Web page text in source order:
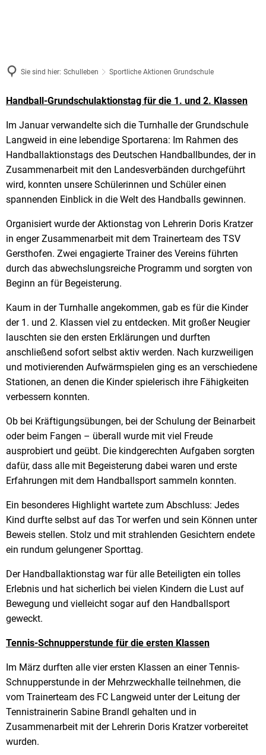
Sie sind hier: Schulleben Sportliche Aktionen Grundschule
Sportliche
Aktionen
Grundschule
Handball-Grundschulaktionstag für die 1. und 2. Klassen
Im Januar verwandelte sich die Turnhalle der Grundschule
Langweid in eine lebendige Sportarena: Im Rahmen des
Handballaktionstags des Deutschen Handballbundes, der in
Zusammenarbeit mit den Landesverbänden durchgeführt
wird, konnten unsere Schülerinnen und Schüler einen
spannenden Einblick in die Welt des Handballs gewinnen.
Organisiert wurde der Aktionstag von Lehrerin Doris Kratzer
in enger Zusammenarbeit mit dem Trainerteam des TSV
Gersthofen. Zwei engagierte Trainer des Vereins führten
durch das abwechslungsreiche Programm und sorgten von
Beginn an für Begeisterung.
Kaum in der Turnhalle angekommen, gab es für die Kinder
der 1. und 2. Klassen viel zu entdecken. Mit großer Neugier
lauschten sie den ersten Erklärungen und durften
anschließend sofort selbst aktiv werden. Nach kurzweiligen
und motivierenden Aufwärmspielen ging es an verschiedene
Stationen, an denen die Kinder spielerisch ihre Fähigkeiten
verbessern konnten.
Ob bei Kräftigungsübungen, bei der Schulung der Beinarbeit
oder beim Fangen – überall wurde mit viel Freude
ausprobiert und geübt. Die kindgerechten Aufgaben sorgten
dafür, dass alle mit Begeisterung dabei waren und erste
Erfahrungen mit dem Handballsport sammeln konnten.
Ein besonderes Highlight wartete zum Abschluss: Jedes
Kind durfte selbst auf das Tor werfen und sein Können unter
Beweis stellen. Stolz und mit strahlenden Gesichtern endete
ein rundum gelungener Sporttag.
Der Handballaktionstag war für alle Beteiligten ein tolles
Erlebnis und hat sicherlich bei vielen Kindern die Lust auf
Bewegung und vielleicht sogar auf den Handballsport
geweckt.
Tennis-Schnupperstunde für die ersten Klassen
Im März durften alle vier ersten Klassen an einer Tennis-
Schnupperstunde in der Mehrzweckhalle teilnehmen, die
vom Trainerteam des FC Langweid unter der Leitung der
Tennistrainerin Sabine Brandl gehalten und in
Zusammenarbeit mit der Lehrerin Doris Kratzer vorbereitet
wurden.